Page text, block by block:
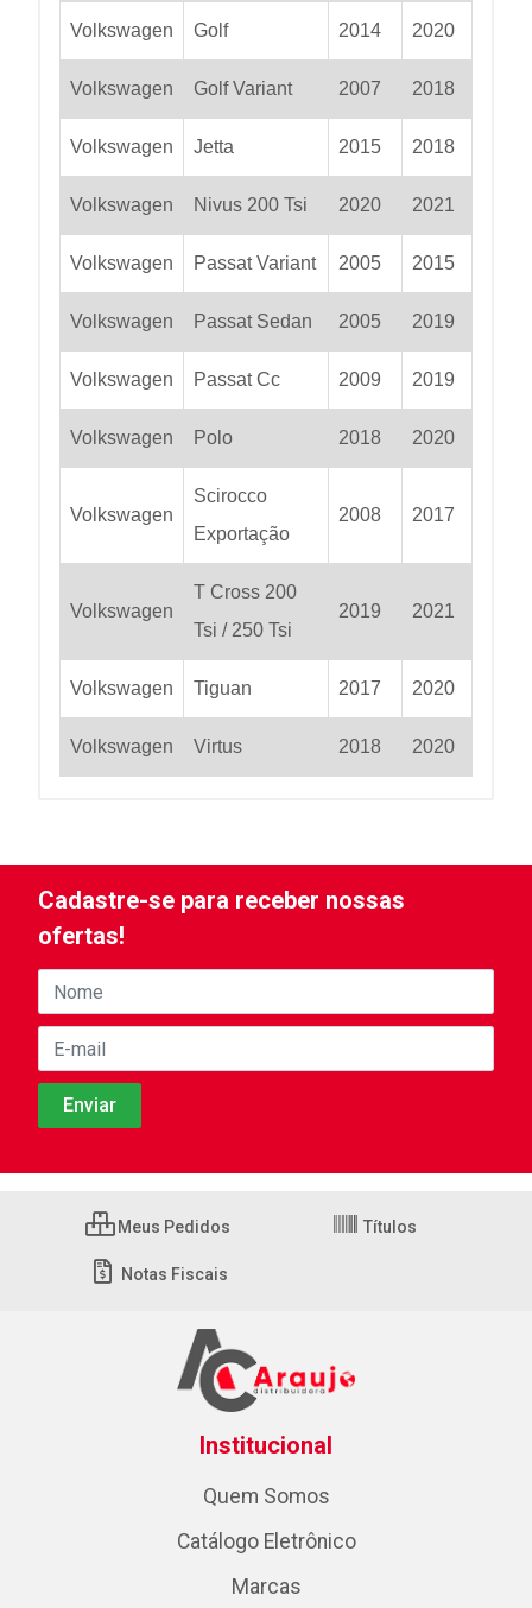
Volkswagen Golf 2014 2020
Volkswagen Golf Variant 2007 2018
Volkswagen Jetta 2015 2018
Volkswagen Nivus 200 Tsi 2020 2021
Volkswagen Passat Variant 2005 2015
Volkswagen Passat Sedan 2005 2019
Volkswagen Passat Cc 2009 2019
Volkswagen Polo 2018 2020
Volkswagen
Scirocco
Exportação
2008 2017
Volkswagen
T Cross 200
Tsi / 250 Tsi
2019 2021
Volkswagen Tiguan 2017 2020
Volkswagen Virtus 2018 2020
Cadastre-se para receber nossas
ofertas!
Meus Pedidos Títulos
Notas Fiscais
Institucional
Quem Somos
Catálogo Eletrônico
Marcas